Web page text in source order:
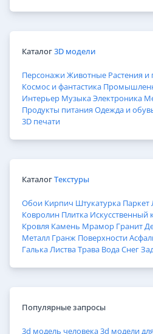
Каталог3D модели
ПерсонажиЖивотные Растения и
Космос и фантастика
Интерьер МузыкаЭлектроника
Продукты питания Одежда и
3D печати
КаталогТекстуры
Обои Кирпич Штукатурка Паркет
Ковролин Плитка Искусственный
Кровля Камень Мрамор Гранит
Металл Гранж Поверхности
ГалькаЛистваТрава ВодаСнег
Популярные запросы
3d модель человека3d модели